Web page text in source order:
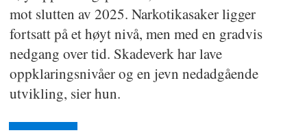
mot slutten av 2025. Narkotikasaker ligger
fortsatt på et høyt nivå, men med en gradvis
nedgang over tid. Skadeverk har lave
oppklaringsnivåer og en jevn nedadgående
utvikling, sier hun.